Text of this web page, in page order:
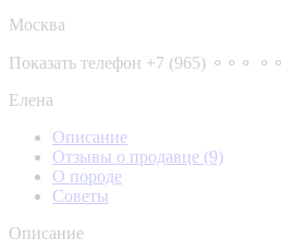
Москва
Показать телефон +7 (965) ⚬⚬⚬
Елена
Описание
Отзывы о продавце (9)
О породе
Советы
Описание